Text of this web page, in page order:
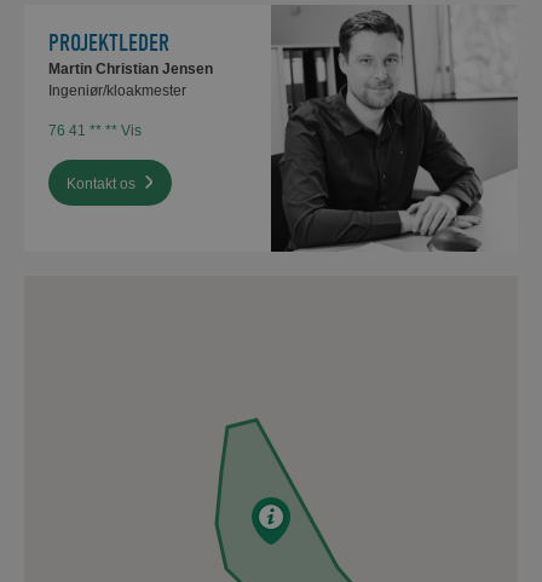
PROJEKTLEDER
Martin Christian Jensen
Ingeniør/kloakmester
76 41 ** ** Vis
Kontakt os
der hjælper med at reducere
PLADS TIL 8.000
Når bassinet er færdigt efter